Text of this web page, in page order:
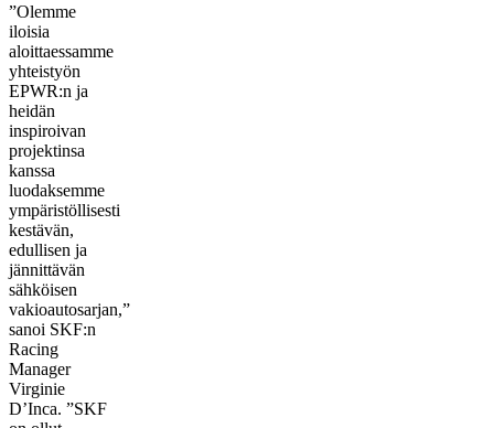
”Olemme
iloisia
aloittaessamme
yhteistyön
EPWR:n ja
heidän
inspiroivan
projektinsa
kanssa
luodaksemme
ympäristöllisesti
kestävän,
edullisen ja
jännittävän
sähköisen
vakioautosarjan,”
sanoi SKF:n
Racing
Manager
Virginie
D’Inca. ”SKF